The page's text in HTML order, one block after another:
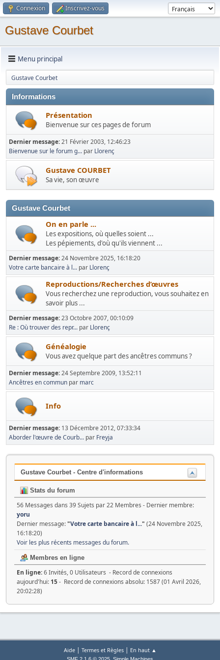
Connexion Inscrivez-vous
Gustave Courbet
Menu principal
Gustave Courbet
Informations
Présentation
Bienvenue sur ces pages de forum
Dernier message:21 Février 2003, 12:46:23
Bienvenue sur le forum g... par Llorenç
Gustave COURBET
Sa vie, son œuvre
Gustave Courbet
On en parle ...
Les expositions, où quelles soient ...
Les pépiements, d'où qu'ils viennent ...
Dernier message:24 Novembre 2025, 16:18:20
Votre carte bancaire à l... par Llorenç
Reproductions/Recherches d’œuvres
Vous recherchez une reproduction, vous souhaitez en
savoir plus ...
Dernier message:23 Octobre 2007, 00:10:09
Re : Où trouver des repr... par Llorenç
Généalogie
Vous avez quelque part des ancêtres communs ?
Dernier message:24 Septembre 2009, 13:52:11
Ancêtres en commun par marc
Info
Dernier message: 13 Décembre 2012, 07:33:34
Aborder l'œuvre de Courb... par Freyja
Gustave Courbet - Centre d'informations
Stats du forum
56 Messages dans 39 Sujets par 22 Membres - Dernier membre:
yoru
Dernier message:"Votre carte bancaire à l..." (24 Novembre 2025,
16:18:20)
Voir les plus récents messages du forum.
Membres en ligne
En ligne:6 Invités, 0 Utilisateurs - Record de connexions
aujourd'hui: 15- Record de connexions absolu: 1587 (01 Avril 2026,
20:02:28)
Aide| Termes et Règles| En haut ▲